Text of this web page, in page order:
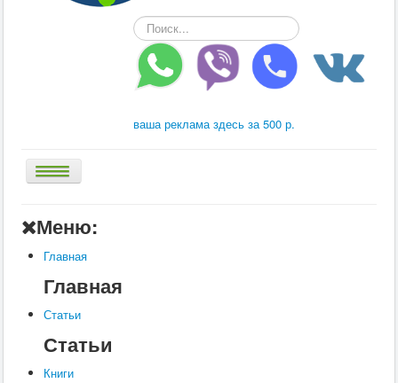
Искать...
ваша реклама здесь за 500 р.
Книги
Услуги
Меню:
Главная
Главная
Статьи
Статьи
Книги